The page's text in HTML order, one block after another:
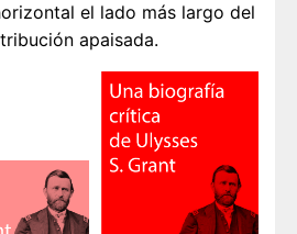
el lado más largo del
apaisada.